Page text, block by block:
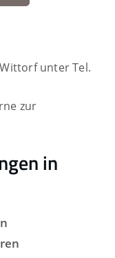
unter Tel.
zur
in